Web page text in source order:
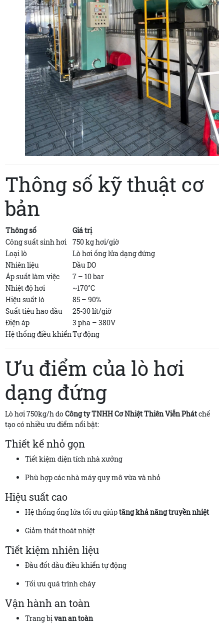
Thông số kỹ thuật cơ
bản
Thông số
Giá trị
Công suất sinh hơi
750 kg hơi/giờ
Loại lò
Lò hơi ống lửa dạng đứng
Nhiên liệu
Dầu DO
Áp suất làm việc
7 – 10 bar
Nhiệt độ hơi
~170°C
Hiệu suất lò
85 – 90%
Suất tiêu hao dầu
25-30 lít/giờ
Điện áp
3 pha – 380V
Hệ thống điều khiểnTự động
Ưu điểm của lò hơi
dạng đứng
Lò hơi 750kg/h doCông ty TNHH Cơ Nhiệt Thiên Viễn Phátchế
tạo có nhiều ưu điểm nổi bật:
Thiết kế nhỏ gọn
Tiết kiệm diện tích nhà xưởng
Phù hợp các nhà máy quy mô vừa và nhỏ
Hiệu suất cao
Hệ thống ống lửa tối ưu giúptăng khả năng truyền nhiệt
Giảm thất thoát nhiệt
Tiết kiệm nhiên liệu
Đầu đốt dầu điều khiển tự động
Tối ưu quá trình cháy
Vận hành an toàn
Trang bịvan an toàn